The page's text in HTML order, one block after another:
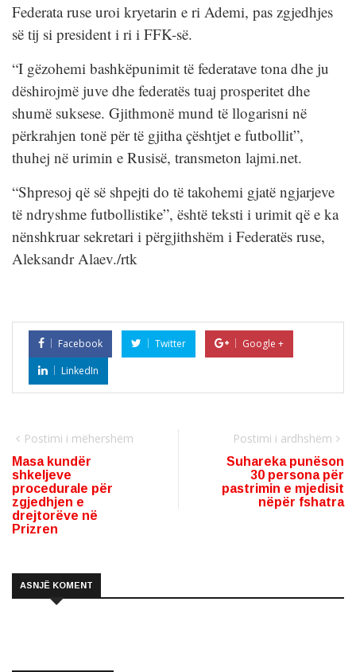
Federata ruse uroi kryetarin e ri Ademi, pas zgjedhjes
së tij si president i ri i FFK-së.
“I gëzohemi bashkëpunimit të federatave tona dhe ju
dëshirojmë juve dhe federatës tuaj prosperitet dhe
shumë suksese. Gjithmonë mund të llogarisni në
përkrahjen tonë për të gjitha çështjet e futbollit”,
thuhej në urimin e Rusisë, transmeton lajmi.net.
“Shpresoj që së shpejti do të takohemi gjatë ngjarjeve
të ndryshme futbollistike”, është teksti i urimit që e ka
nënshkruar sekretari i përgjithshëm i Federatës ruse,
Aleksandr Alaev./rtk
Facebook Twitter
Google +
LinkedIn
Postimi i mëhershëm
Masa kundër
shkeljeve
procedurale për
zgjedhjen e
drejtorëve në
Prizren
Postimi i ardhshëm
Suhareka punëson
30 persona për
pastrimin e mjedisit
nëpër fshatra
ASNJË KOMENT